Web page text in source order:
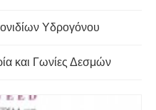
Υδρογόνου
και Γωνίες Δεσμών